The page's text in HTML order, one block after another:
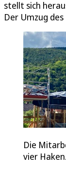
stellt sich
Der Umzug
Die
vier Haken.